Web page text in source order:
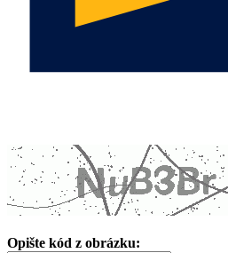
Opište kód z obrázku: